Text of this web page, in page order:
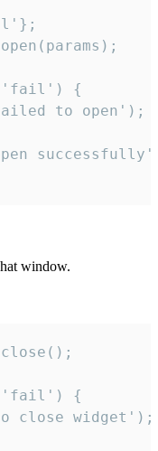
'fail') {
to open');
window.
'fail') {
close widget');